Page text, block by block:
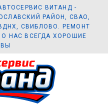
ВИТАНД -
РАЙОН, СВАО,
СВИБЛОВО. РЕМОНТ
НАС ВСЕГДА ХОРОШИЕ